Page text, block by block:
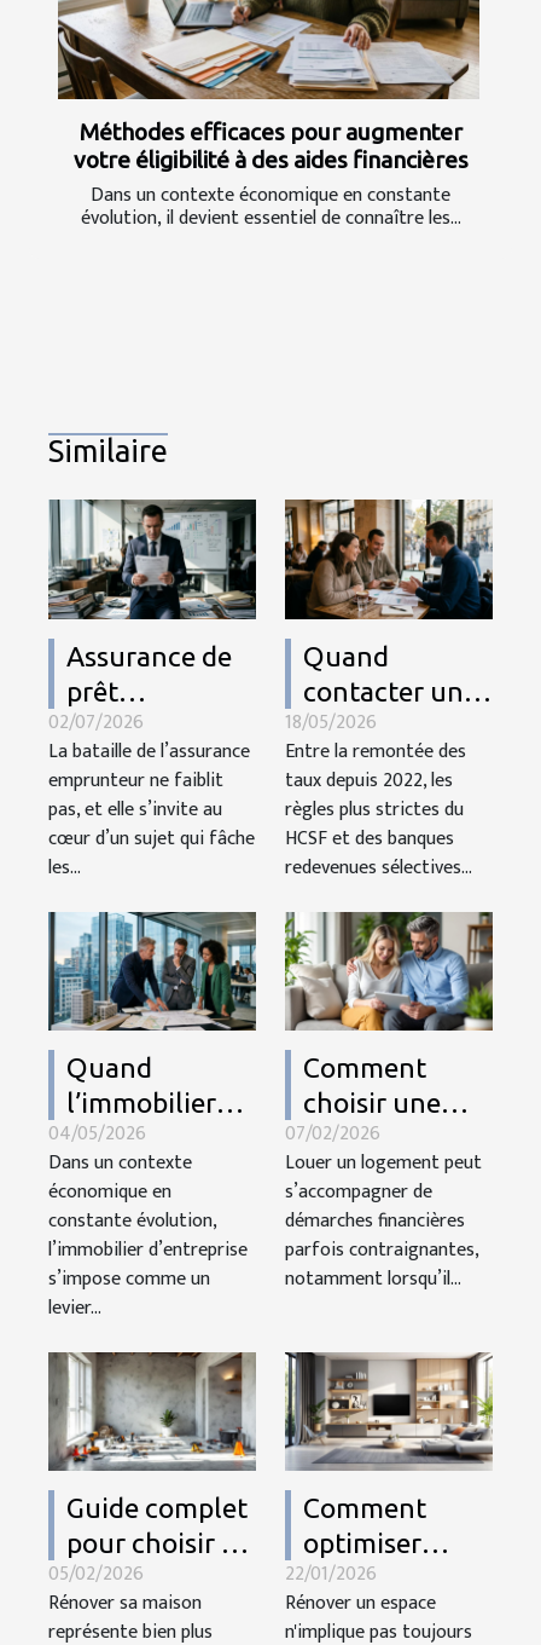
Méthodes efficaces pour augmenter
votre éligibilité à des aides financières
Dans un contexte économique en constante
évolution, il devient essentiel de connaître les...
Similaire
Assurance de
prêt
immobilier :
quand la
résiliation fait
trembler les
banques
02/07/2026
La bataille de l’assurance
emprunteur ne faiblit
pas, et elle s’invite au
cœur d’un sujet qui fâche
les...
Quand
contacter un
courtier
change toute
la donne pour
votre projet
immobilier
18/05/2026
Entre la remontée des
taux depuis 2022, les
règles plus strictes du
HCSF et des banques
redevenues sélectives...
Quand
l’immobilier
d’entreprise
bouleverse la
stratégie
patrimoniale
des dirigeants
04/05/2026
Dans un contexte
économique en
constante évolution,
l’immobilier d’entreprise
s’impose comme un
levier...
Comment
choisir une
garantie de
loyer flexible
et sans dépôt ?
07/02/2026
Louer un logement peut
s’accompagner de
démarches financières
parfois contraignantes,
notamment lorsqu’il...
Guide complet
pour choisir le
meilleur type
de rénovation
05/02/2026
Rénover sa maison
représente bien plus
Comment
optimiser
l'espace lors de
rénovations
22/01/2026
Rénover un espace
n'implique pas toujours